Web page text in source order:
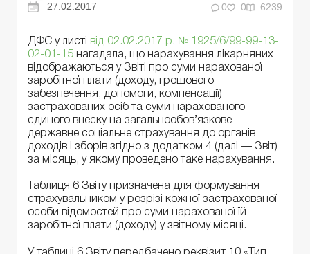
27.02.2017
0 0 6239
ДФС у листі
від 02.02.2017 р. № 1925/6/99-99-13-
02-01-15 нагадала, що нарахування лікарняних
відображаються у Звіті про суми нарахованої
заробітної плати (доходу, грошового
забезпечення, допомоги, компенсації)
застрахованих осіб та суми нарахованого
єдиного внеску на загальнообов’язкове
державне соціальне страхування до органів
доходів і зборів згідно з додатком 4 (далі — Звіт)
за місяць, у якому проведено таке нарахування.
Таблиця 6 Звіту призначена для формування
страхувальником у розрізі кожної застрахованої
особи відомостей про суми нарахованої їй
заробітної плати (доходу) у звітному місяці.